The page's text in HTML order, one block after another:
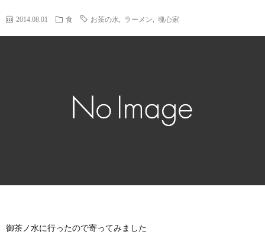
2014.08.01 食 お茶の水 ラーメン 魂心家
御茶ノ水に行ったので寄ってみました